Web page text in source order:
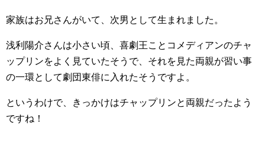
家族はお兄さんがいて、次男として生まれました。
浅利陽介さんは小さい頃、喜劇王ことコメディアンのチャ
ップリンをよく見ていたそうで、それを見た両親が習い事
の一環として劇団東俳に入れたそうですよ。
というわけで、きっかけはチャップリンと両親だったよう
ですね！